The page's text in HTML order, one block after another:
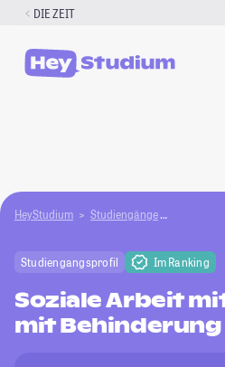
Zum
springen
DIE ZEIT
HeyStudium Studiengänge
Studiengangsprofil Im Ranking
Soziale Arbeit
mit Behinderung